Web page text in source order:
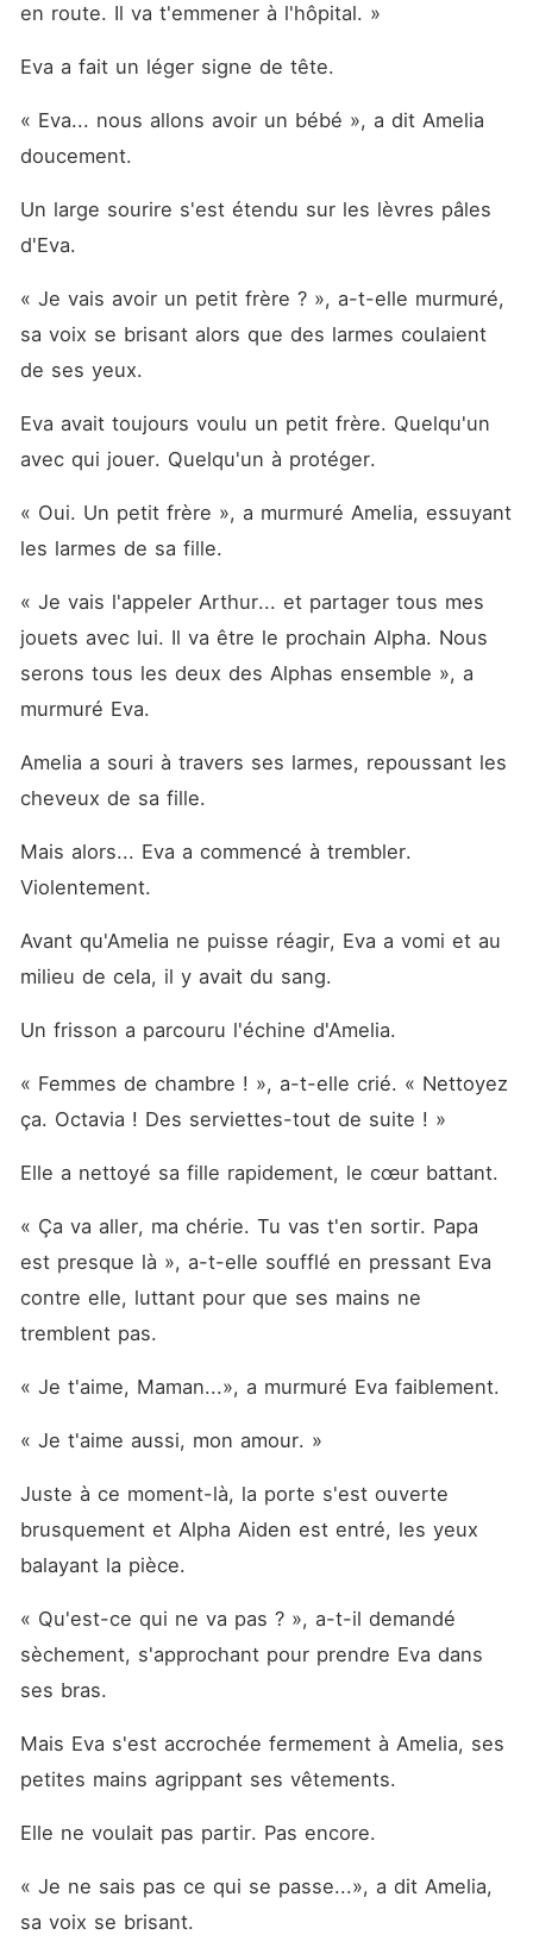
en route. Il va t'emmener à l'hôpital. »
Eva a fait un léger signe de tête.
« Eva... nous allons avoir un bébé », a dit Amelia
doucement.
Un large sourire s'est étendu sur les lèvres pâles
d'Eva.
« Je vais avoir un petit frère ? », a-t-elle murmuré,
sa voix se brisant alors que des larmes coulaient
de ses yeux.
Eva avait toujours voulu un petit frère. Quelqu'un
avec qui jouer. Quelqu'un à protéger.
« Oui. Un petit frère », a murmuré Amelia, essuyant
les larmes de sa fille.
« Je vais l'appeler Arthur... et partager tous mes
jouets avec lui. Il va être le prochain Alpha. Nous
serons tous les deux des Alphas ensemble », a
murmuré Eva.
Amelia a souri à travers ses larmes, repoussant les
cheveux de sa fille.
Mais alors... Eva a commencé à trembler.
Violentement.
Avant qu'Amelia ne puisse réagir, Eva a vomi et au
milieu de cela, il y avait du sang.
Un frisson a parcouru l'échine d'Amelia.
« Femmes de chambre ! », a-t-elle crié. « Nettoyez
ça. Octavia ! Des serviettes-tout de suite ! »
Elle a nettoyé sa fille rapidement, le cœur battant.
« Ça va aller, ma chérie. Tu vas t'en sortir. Papa
est presque là », a-t-elle soufflé en pressant Eva
contre elle, luttant pour que ses mains ne
tremblent pas.
« Je t'aime, Maman...», a murmuré Eva faiblement.
« Je t'aime aussi, mon amour. »
Juste à ce moment-là, la porte s'est ouverte
brusquement et Alpha Aiden est entré, les yeux
balayant la pièce.
« Qu'est-ce qui ne va pas ? », a-t-il demandé
sèchement, s'approchant pour prendre Eva dans
ses bras.
Mais Eva s'est accrochée fermement à Amelia, ses
petites mains agrippant ses vêtements.
Elle ne voulait pas partir. Pas encore.
« Je ne sais pas ce qui se passe...», a dit Amelia,
sa voix se brisant.